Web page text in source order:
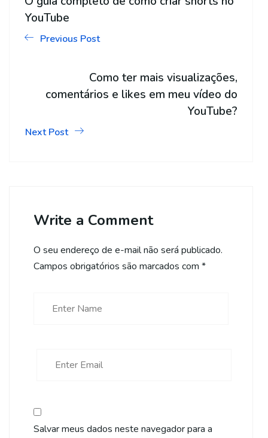
YouTube
Previous Post
Como ter mais visualizações,
comentários e likes em meu vídeo do
YouTube?
Next Post
Write a Comment
O seu endereço de e-mail não será publicado.
Campos obrigatórios são marcados com *
Salvar meus dados neste navegador para a